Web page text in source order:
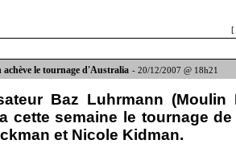
[
le tournage d'Australia - 20/12/2007 @ 18h21
Baz Luhrmann (Moulin
cette semaine le tournage
et Nicole Kidman.